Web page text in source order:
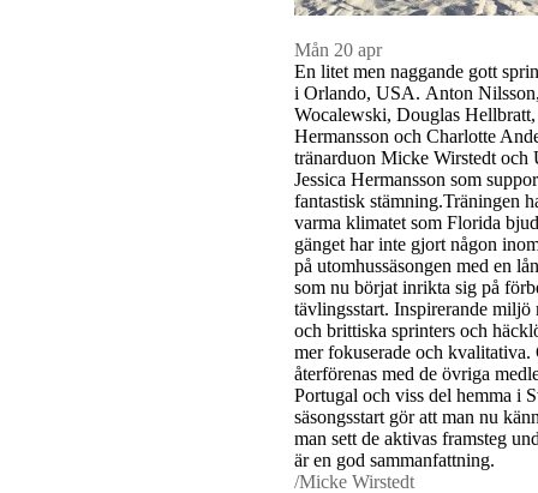
Mån 20 apr
En litet men naggande gott
i Orlando, USA. Anton
Wocalewski, Douglas
Hermansson och Charlotte
tränarduon Micke Wirstedt
Jessica Hermansson som
fantastisk stämning.Träningen
varma klimatet som Florida
gänget har inte gjort någon
på utomhussäsongen med en
som nu börjat inrikta sig på
tävlingsstart. Inspirerande miljö
och brittiska sprinters och
mer fokuserade och
återförenas med de övriga
Portugal och viss del hemma i
säsongsstart gör att man nu
man sett de aktivas framsteg
är en god sammanfattning.
/Micke Wirstedt